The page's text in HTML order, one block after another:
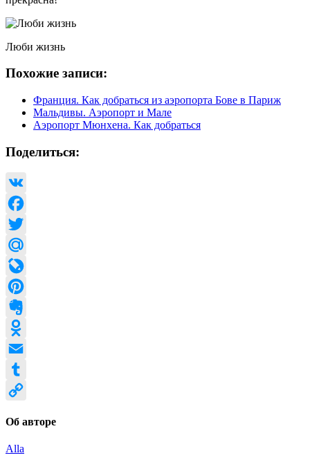
Люби жизнь
Похожие записи:
Франция. Как добраться из аэропорта Бове в Париж
Мальдивы. Аэропорт и Мале
Аэропорт Мюнхена. Как добраться
Поделиться:
VK
Facebook
Twitter
Mail.Ru
LiveJournal
Pinterest
Evernote
Odnoklassniki
Email
Tumblr
Об авторе
Alla